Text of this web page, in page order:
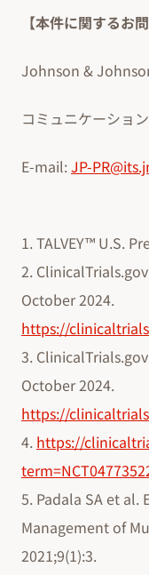
【本件に関するお
Johnson &
コミュニケーショ
E-mail:JP-
1. TALVEY™ U.S.
2.
October 2024.
https://
3.
October 2024.
https://
4. https://
5. Padala SA et al.
Management of
2021;9(1):3.